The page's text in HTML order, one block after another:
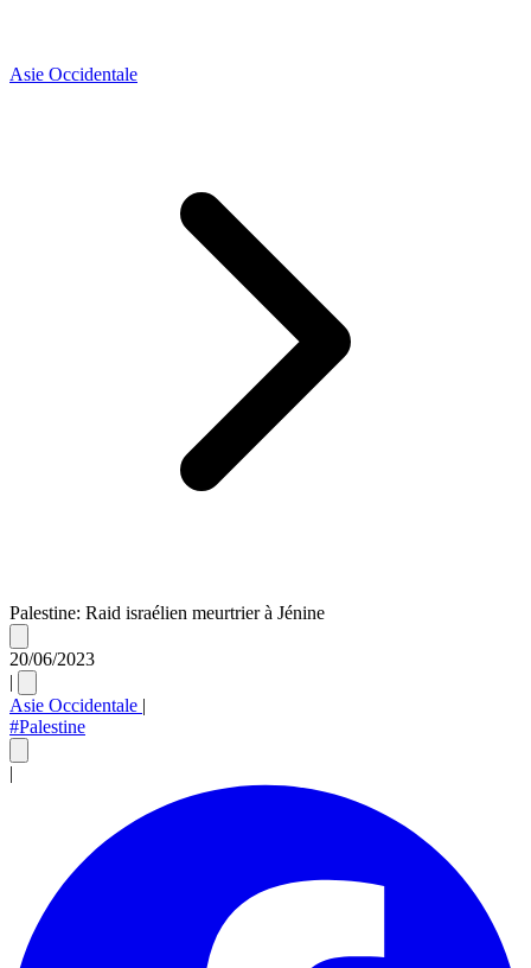
Asie Occidentale
Palestine: Raid israélien meurtrier à Jénine
20/06/2023
|
Asie Occidentale |
#Palestine
|